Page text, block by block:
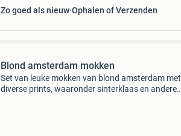
Zo goed als nieuw Ophalen of Verzenden
Blond amsterdam mokken
Set van leuke mokken van blond amsterdam met
diverse prints, waaronder sinterklaas en andere